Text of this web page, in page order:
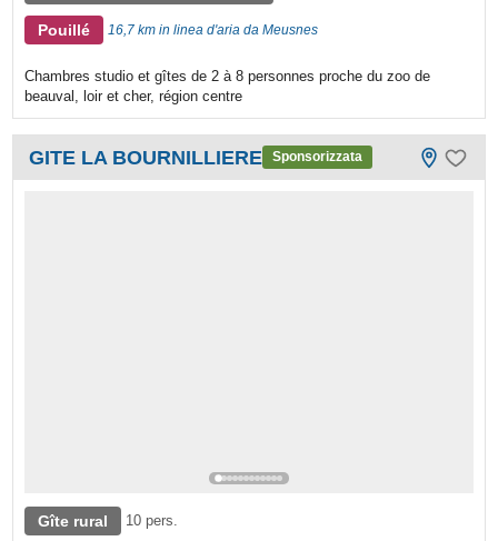
Pouillé 16,7 km in linea d'aria da Meusnes
Chambres studio et gîtes de 2 à 8 personnes proche du zoo de
beauval, loir et cher, région centre
GITE LA BOURNILLIERE Sponsorizzata
Gîte rural 10 pers.